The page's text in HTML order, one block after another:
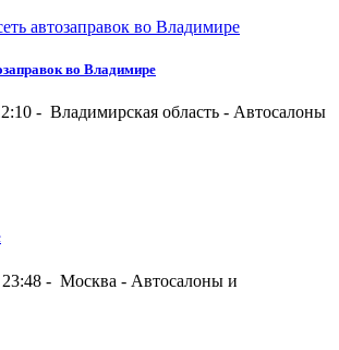
во Владимире
- Владимирская область - Автосалоны
- Москва - Автосалоны и